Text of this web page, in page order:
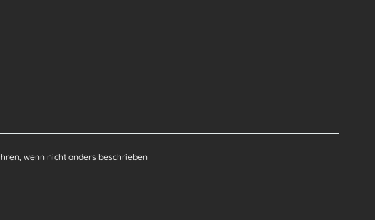
wenn nicht anders beschrieben